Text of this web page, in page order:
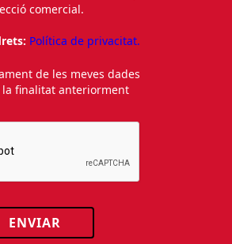
comercial.
Política de privacitat.
de les meves dades
la finalitat anteriorment
ENVIAR